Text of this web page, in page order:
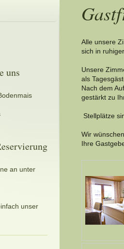
Alle unsere
sich in
Unsere
als
Nach dem
gestärkt zu
Stellplätze
Wir
Ihre
uns
an unter
unser